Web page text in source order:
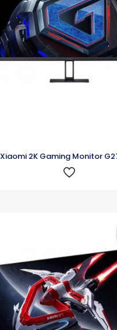
Xiaomi 2K Gaming Monitor